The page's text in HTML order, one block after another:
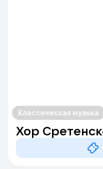
Классическая музыка
Хор